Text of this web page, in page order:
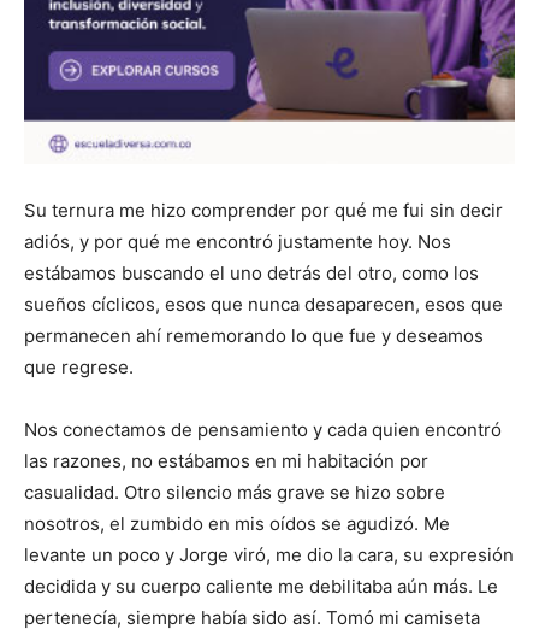
Su ternura me hizo comprender por qué me fui sin decir
adiós, y por qué me encontró justamente hoy. Nos
estábamos buscando el uno detrás del otro, como los
sueños cíclicos, esos que nunca desaparecen, esos que
permanecen ahí rememorando lo que fue y deseamos
que regrese.
Nos conectamos de pensamiento y cada quien encontró
las razones, no estábamos en mi habitación por
casualidad. Otro silencio más grave se hizo sobre
nosotros, el zumbido en mis oídos se agudizó. Me
levante un poco y Jorge viró, me dio la cara, su expresión
decidida y su cuerpo caliente me debilitaba aún más. Le
pertenecía, siempre había sido así. Tomó mi camiseta